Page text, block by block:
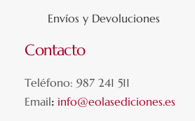
Envíos y Devoluciones
Contacto
Teléfono: 987 241 511
Email: info@eolasediciones.es